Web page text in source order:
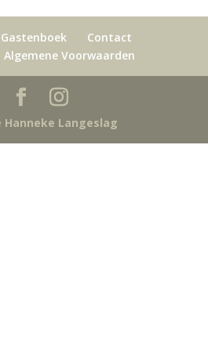
Gastenboek
Contact
Algemene Voorwaarden
Hanneke Langeslag